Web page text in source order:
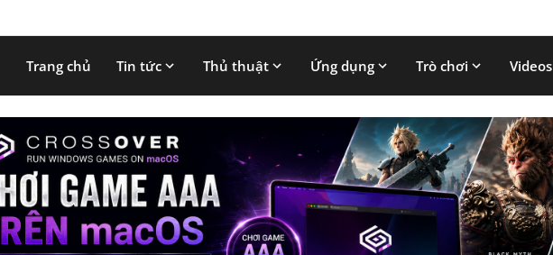
Trang chủ Tin tức Thủ thuật Ứng dụng Trò chơi Videos